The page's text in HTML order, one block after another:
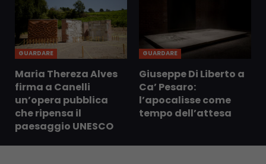
GUARDARE
Maria Thereza Alves
firma a Canelli
un’opera pubblica
che ripensa il
paesaggio UNESCO
GUARDARE
Giuseppe Di Liberto a
Ca’ Pesaro:
l’apocalisse come
tempo dell’attesa